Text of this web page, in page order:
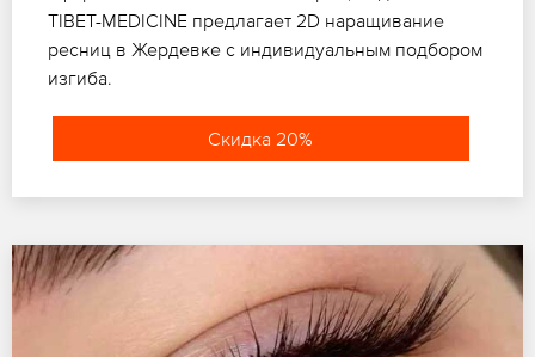
TIBET-MEDICINE предлагает 2D наращивание
ресниц в Жердевке с индивидуальным подбором
изгиба.
Скидка 20%